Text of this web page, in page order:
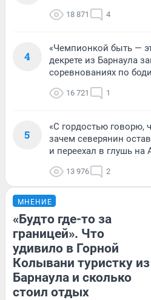
18 871 4
4
«Чемпионкой быть —
декрете из Барнаула
соревнованиях по
16 721 1
5
«С гордостью говорю,
зачем северянин
и переехал в глушь на
13 976 2
МНЕНИЕ
«Будто где-то за
границей». Что
удивило в Горной
Колывани туристку из
Барнаула и сколько
стоил отдых